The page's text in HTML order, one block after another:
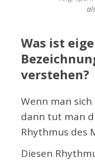
Was ist
verstehen?
Wenn man
dann tut man
Rhythmus des
Diesen